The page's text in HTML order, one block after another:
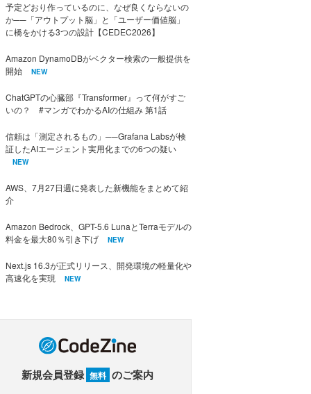
予定どおり作っているのに、なぜ良くならないの
か──「アウトプット脳」と「ユーザー価値脳」
に橋をかける3つの設計【CEDEC2026】
Amazon DynamoDBがベクター検索の一般提供を
開始
NEW
ChatGPTの心臓部『Transformer』って何がすご
いの？ #マンガでわかるAIの仕組み 第1話
信頼は「測定されるもの」──Grafana Labsが検
証したAIエージェント実用化までの6つの疑い
NEW
AWS、7月27日週に発表した新機能をまとめて紹
介
Amazon Bedrock、GPT-5.6 LunaとTerraモデルの
料金を最大80％引き下げ
NEW
Next.js 16.3が正式リリース、開発環境の軽量化や
高速化を実現
NEW
新規会員登録 無料 のご案内